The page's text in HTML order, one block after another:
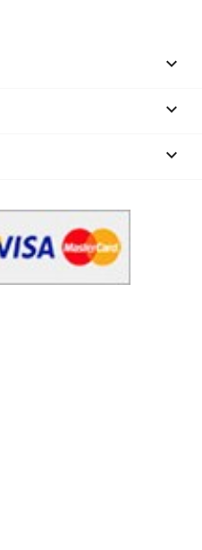


keyboard_arrow_down